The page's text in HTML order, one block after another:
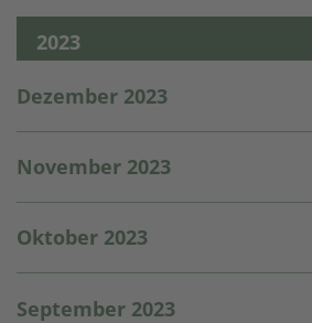
2023
Dezember 2023
November 2023
Oktober 2023
September 2023